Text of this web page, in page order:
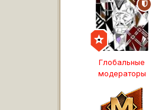
Глобальные
модераторы